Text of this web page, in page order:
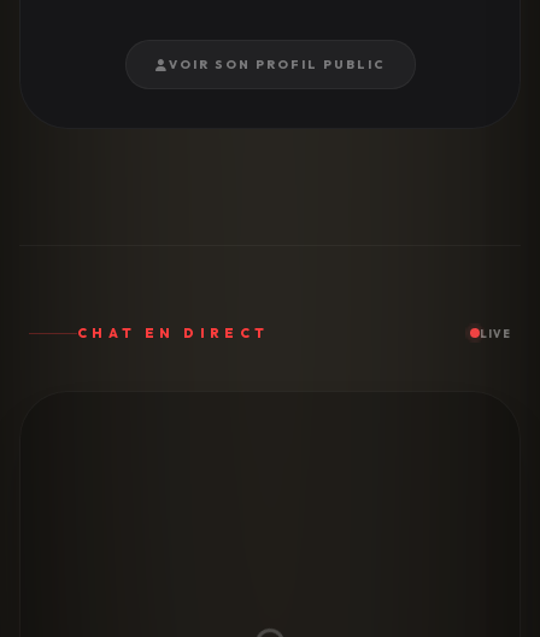
VOIR SON PROFIL PUBLIC
CHAT EN DIRECT LIVE